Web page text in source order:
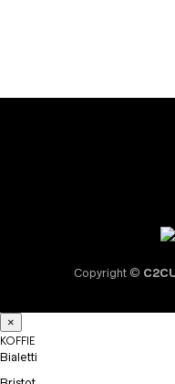
Copyright ©
×
KOFFIE
Bialetti